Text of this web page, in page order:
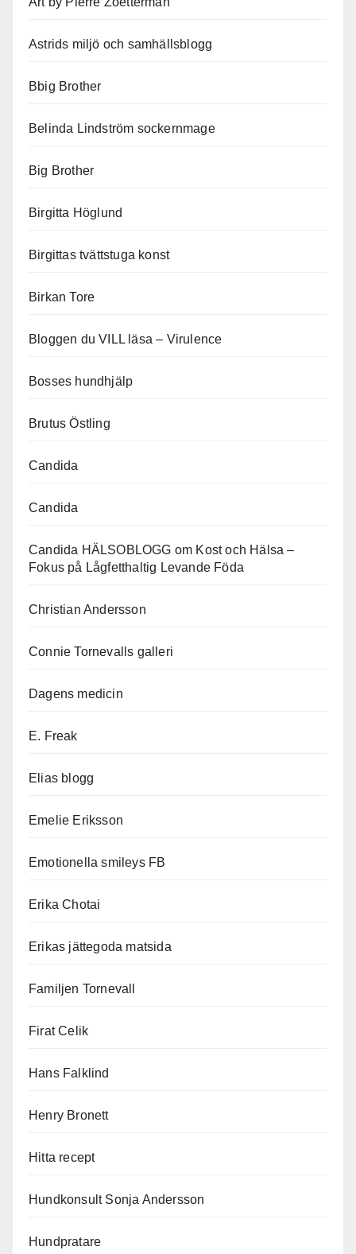
Astrids miljö och samhällsblogg
Bbig Brother
Belinda Lindström sockernmage
Big Brother
Birgitta Höglund
Birgittas tvättstuga konst
Birkan Tore
Bloggen du VILL läsa – Virulence
Bosses hundhjälp
Brutus Östling
Candida
Candida
Candida HÄLSOBLOGG om Kost och Hälsa –
Fokus på Lågfetthaltig Levande Föda
Christian Andersson
Connie Tornevalls galleri
Dagens medicin
E. Freak
Elias blogg
Emelie Eriksson
Emotionella smileys FB
Erika Chotai
Erikas jättegoda matsida
Familjen Tornevall
Firat Celik
Hans Falklind
Henry Bronett
Hitta recept
Hundkonsult Sonja Andersson
Hundpratare